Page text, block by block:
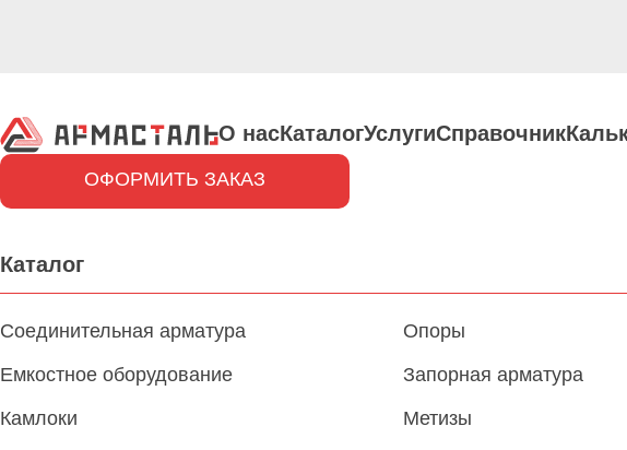
О насКаталогУслугиСправочник
ОФОРМИТЬ ЗАКАЗ
Каталог
Соединительная арматура
Емкостное оборудование
Камлоки
Опоры
Запорная арматура
Метизы